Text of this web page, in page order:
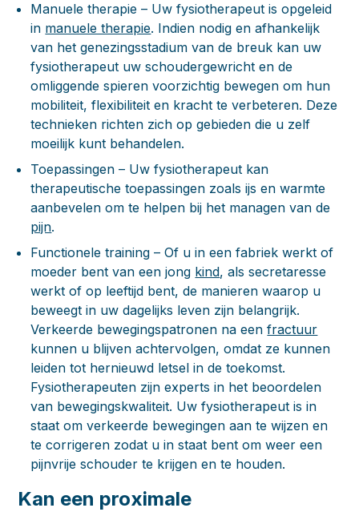
Manuele therapie – Uw fysiotherapeut is opgeleid
in manuele therapie. Indien nodig en afhankelijk
van het genezingsstadium van de breuk kan uw
fysiotherapeut uw schoudergewricht en de
omliggende spieren voorzichtig bewegen om hun
mobiliteit, flexibiliteit en kracht te verbeteren. Deze
technieken richten zich op gebieden die u zelf
moeilijk kunt behandelen.
Toepassingen – Uw fysiotherapeut kan
therapeutische toepassingen zoals ijs en warmte
aanbevelen om te helpen bij het managen van de
pijn.
Functionele training – Of u in een fabriek werkt of
moeder bent van een jong kind, als secretaresse
werkt of op leeftijd bent, de manieren waarop u
beweegt in uw dagelijks leven zijn belangrijk.
Verkeerde bewegingspatronen na eenfractuur
kunnen u blijven achtervolgen, omdat ze kunnen
leiden tot hernieuwd letsel in de toekomst.
Fysiotherapeuten zijn experts in het beoordelen
van bewegingskwaliteit. Uw fysiotherapeut is in
staat om verkeerde bewegingen aan te wijzen en
te corrigeren zodat u in staat bent om weer een
pijnvrije schouder te krijgen en te houden.
Kan een proximale